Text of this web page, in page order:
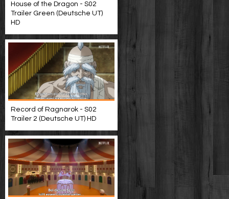
House of the Dragon - S02
Trailer Green (Deutsche UT)
HD
Record of Ragnarok - S02
Trailer 2 (Deutsche UT) HD